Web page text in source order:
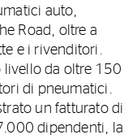
auto,
Road, oltre a
e i rivenditori.
livello da oltre 150
di pneumatici.
un fatturato di
dipendenti, la